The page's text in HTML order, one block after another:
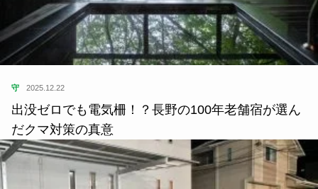
守 2025.12.22
出没ゼロでも電気柵！？長野の100年老舗宿が選ん
だクマ対策の真意